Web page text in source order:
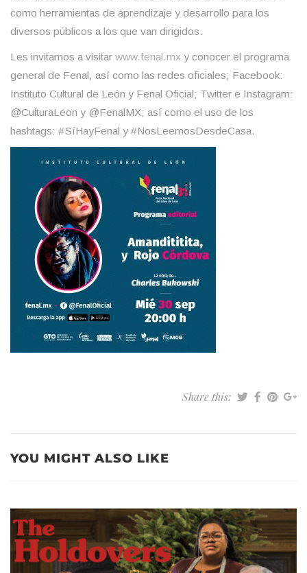
como herramientas de aprendizaje y desarrollo para los
diversos públicos a los que van dirigidos.
Les invitamos a visitar www.fenal.mx y conocer el programa
general de Fenal, así como las redes oficiales; Facebook:
Instituto Cultural de León y Fenal Oficial; Twitter e Instagram:
@CulturaLeon y @FenalMX; así como el uso de los
hashtags: #SíHayFenal y #NosLeemosDesdeCasa.
Share this:
YOU MIGHT ALSO LIKE